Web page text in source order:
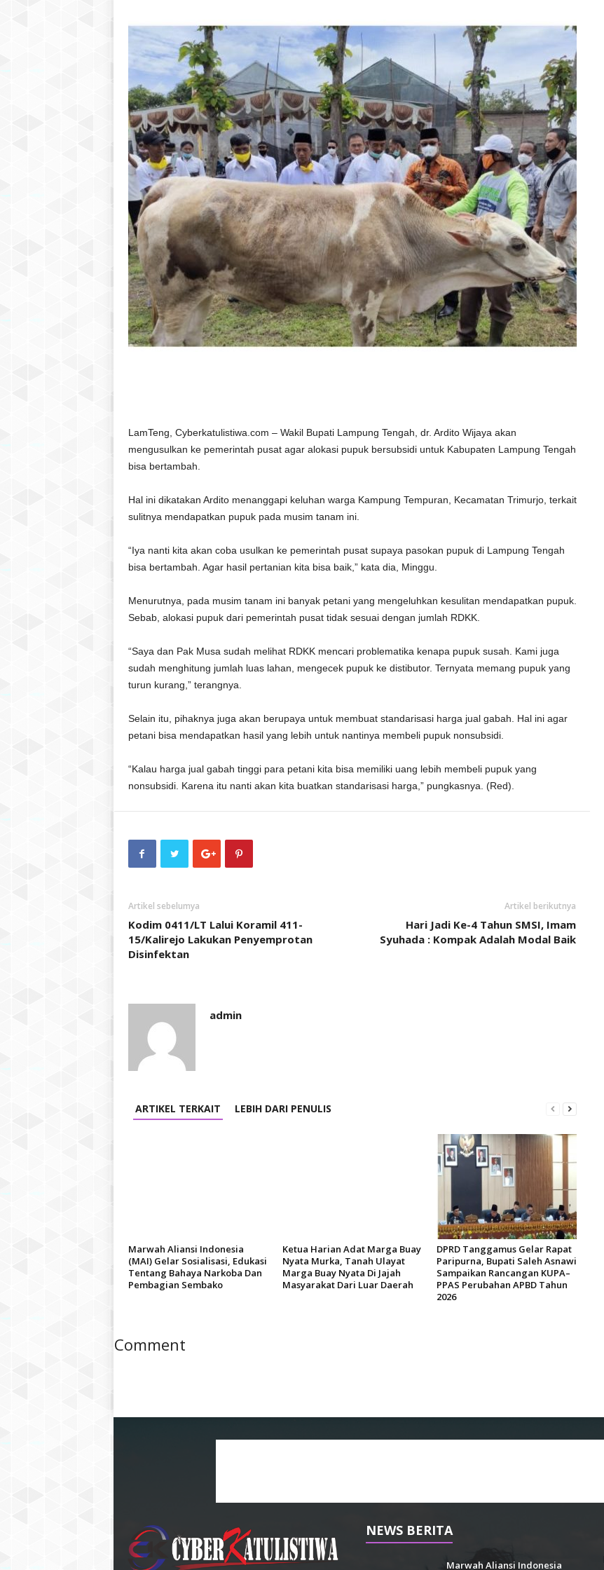
LamTeng, Cyberkatulistiwa.com – Wakil Bupati Lampung Tengah, dr. Ardito Wijaya akan
mengusulkan ke pemerintah pusat agar alokasi pupuk bersubsidi untuk Kabupaten Lampung Tengah
bisa bertambah.
Hal ini dikatakan Ardito menanggapi keluhan warga Kampung Tempuran, Kecamatan Trimurjo, terkait
sulitnya mendapatkan pupuk pada musim tanam ini.
“Iya nanti kita akan coba usulkan ke pemerintah pusat supaya pasokan pupuk di Lampung Tengah
bisa bertambah. Agar hasil pertanian kita bisa baik,” kata dia, Minggu.
Menurutnya, pada musim tanam ini banyak petani yang mengeluhkan kesulitan mendapatkan pupuk.
Sebab, alokasi pupuk dari pemerintah pusat tidak sesuai dengan jumlah RDKK.
“Saya dan Pak Musa sudah melihat RDKK mencari problematika kenapa pupuk susah. Kami juga
sudah menghitung jumlah luas lahan, mengecek pupuk ke distibutor. Ternyata memang pupuk yang
turun kurang,” terangnya.
Selain itu, pihaknya juga akan berupaya untuk membuat standarisasi harga jual gabah. Hal ini agar
petani bisa mendapatkan hasil yang lebih untuk nantinya membeli pupuk nonsubsidi.
“Kalau harga jual gabah tinggi para petani kita bisa memiliki uang lebih membeli pupuk yang
nonsubsidi. Karena itu nanti akan kita buatkan standarisasi harga,” pungkasnya. (Red).
Artikel sebelumya
Kodim 0411/LT Lalui Koramil 411-
15/Kalirejo Lakukan Penyemprotan
Disinfektan
Artikel berikutnya
Hari Jadi Ke-4 Tahun SMSI, Imam
Syuhada : Kompak Adalah Modal Baik
admin
ARTIKEL TERKAIT LEBIH DARI PENULIS
Marwah Aliansi Indonesia
(MAI) Gelar Sosialisasi, Edukasi
Tentang Bahaya Narkoba Dan
Pembagian Sembako
Ketua Harian Adat Marga Buay
Nyata Murka, Tanah Ulayat
Marga Buay Nyata Di Jajah
Masyarakat Dari Luar Daerah
DPRD Tanggamus Gelar Rapat
Paripurna, Bupati Saleh Asnawi
Sampaikan Rancangan KUPA–
PPAS Perubahan APBD Tahun
2026
Comment
NEWS BERITA
Marwah Aliansi Indonesia